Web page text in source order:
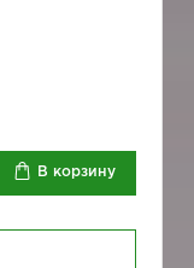
В корзину